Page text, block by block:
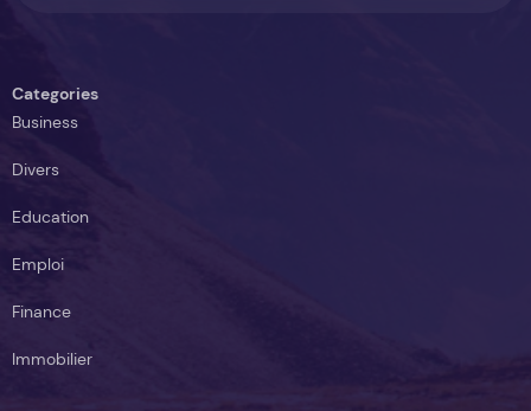
Categories
Business
Divers
Education
Emploi
Finance
Immobilier